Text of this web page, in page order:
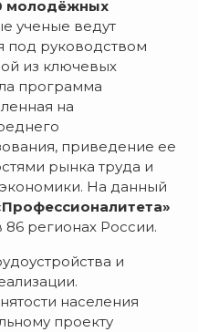
молодёжных
ученые ведут
под руководством
из ключевых
программа
на
приведение ее
рынка труда и
На данный
регионах России.
и
населения
проекту